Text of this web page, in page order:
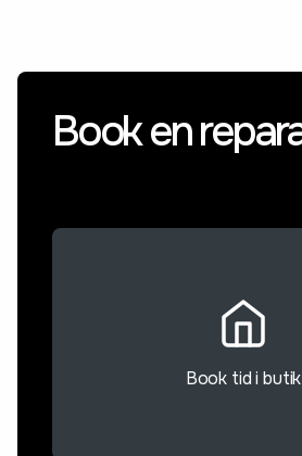
Book en
Book tid i butik